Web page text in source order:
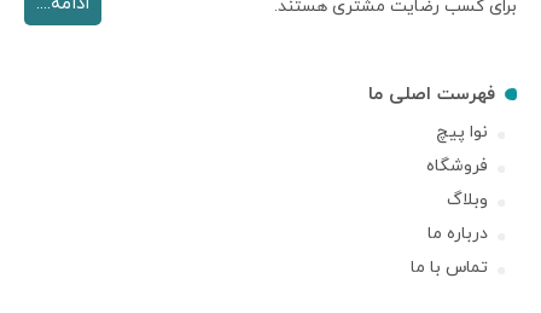
برای کسب رضایت مشتری هستند.
فهرست اصلی ما
نوا پیچ
فروشگاه
وبلاگ
درباره ما
تماس با ما